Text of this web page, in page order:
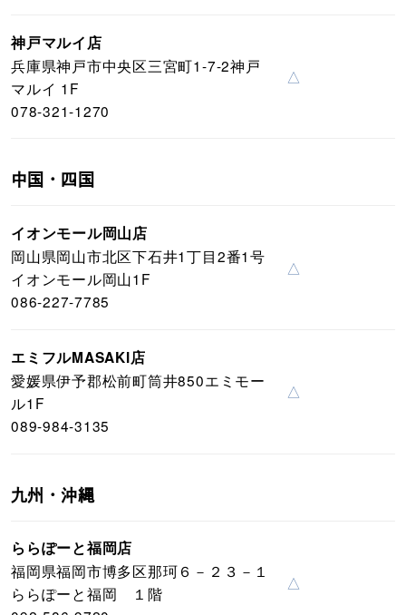
神戸マルイ店
兵庫県神戸市中央区三宮町1-7-2神戸
マルイ 1F
078-321-1270
△
中国・四国
イオンモール岡山店
岡山県岡山市北区下石井1丁目2番1号
イオンモール岡山1F
086-227-7785
△
エミフルMASAKI店
愛媛県伊予郡松前町筒井850エミモー
ル1F
089-984-3135
△
九州・沖縄
ららぽーと福岡店
福岡県福岡市博多区那珂６－２３－１
ららぽーと福岡 １階
△